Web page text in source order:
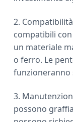
2.
compatibili
un materiale
o ferro. Le
funzioneranno
3.
possono